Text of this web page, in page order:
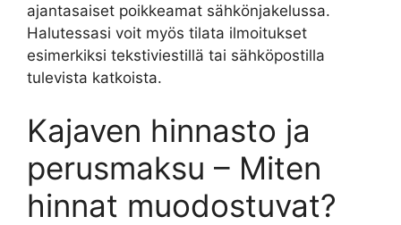
ajantasaiset poikkeamat sähkönjakelussa.
Halutessasi voit myös tilata ilmoitukset
esimerkiksi tekstiviestillä tai sähköpostilla
tulevista katkoista.
Kajaven hinnasto ja
perusmaksu – Miten
hinnat muodostuvat?